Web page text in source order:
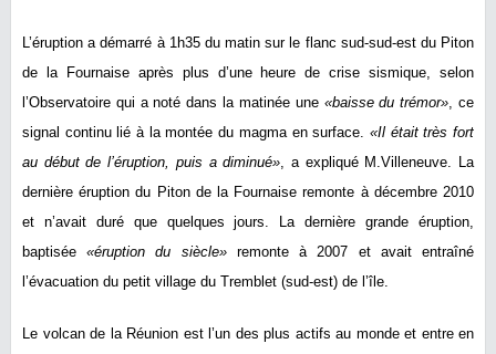
L’éruption a démarré à 1h35 du matin sur le flanc sud-sud-est du Piton
de la Fournaise après plus d’une heure de crise sismique, selon
l’Observatoire qui a noté dans la matinée une «baisse du trémor», ce
signal continu lié à la montée du magma en surface. «Il était très fort
au début de l’éruption, puis a diminué», a expliqué M.Villeneuve. La
dernière éruption du Piton de la Fournaise remonte à décembre 2010
et n’avait duré que quelques jours. La dernière grande éruption,
baptisée«éruption du siècle»remonte à 2007 et avait entraîné
l’évacuation du petit village du Tremblet (sud-est) de l’île.
Le volcan de la Réunion est l’un des plus actifs au monde et entre en